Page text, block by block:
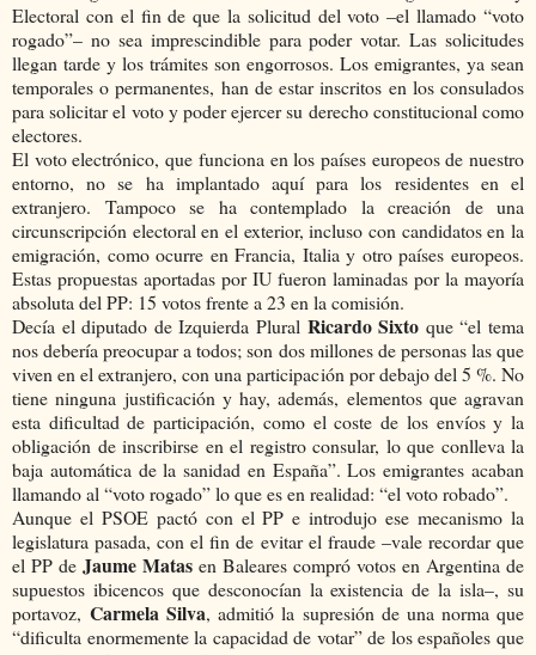
Electoral con el fin de que la solicitud del voto –el llamado “voto
rogado”– no sea imprescindible para poder votar. Las solicitudes
llegan tarde y los trámites son engorrosos. Los emigrantes, ya sean
temporales o permanentes, han de estar inscritos en los consulados
para solicitar el voto y poder ejercer su derecho constitucional como
electores.
El voto electrónico, que funciona en los países europeos de nuestro
entorno, no se ha implantado aquí para los residentes en el
extranjero. Tampoco se ha contemplado la creación de una
circunscripción electoral en el exterior, incluso con candidatos en la
emigración, como ocurre en Francia, Italia y otro países europeos.
Estas propuestas aportadas por IU fueron laminadas por la mayoría
absoluta del PP: 15 votos frente a 23 en la comisión.
Decía el diputado de Izquierda Plural Ricardo Sixto que “el tema
nos debería preocupar a todos; son dos millones de personas las que
viven en el extranjero, con una participación por debajo del 5 %. No
tiene ninguna justificación y hay, además, elementos que agravan
esta dificultad de participación, como el coste de los envíos y la
obligación de inscribirse en el registro consular, lo que conlleva la
baja automática de la sanidad en España”. Los emigrantes acaban
llamando al “voto rogado” lo que es en realidad: “el voto robado”.
Aunque el PSOE pactó con el PP e introdujo ese mecanismo la
legislatura pasada, con el fin de evitar el fraude –vale recordar que
el PP de Jaume Matas en Baleares compró votos en Argentina de
supuestos ibicencos que desconocían la existencia de la isla–, su
portavoz,Carmela Silva, admitió la supresión de una norma que
“dificulta enormemente la capacidad de votar” de los españoles que